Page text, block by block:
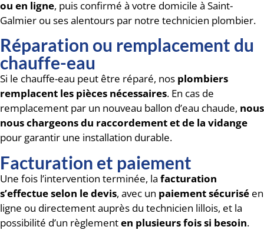
ou en ligne, puis confirmé à votre domicile à Saint-
Galmier ou ses alentours par notre technicien plombier.
Réparation ou remplacement du
chauffe-eau
Si le chauffe-eau peut être réparé, nos plombiers
remplacent les pièces nécessaires. En cas de
remplacement par un nouveau ballon d’eau chaude, nous
nous chargeons du raccordement et de la vidange
pour garantir une installation durable.
Facturation et paiement
Une fois l’intervention terminée, la facturation
s’effectue selon le devis, avec un paiement sécurisé en
ligne ou directement auprès du technicien lillois, et la
possibilité d’un règlementen plusieurs fois si besoin.